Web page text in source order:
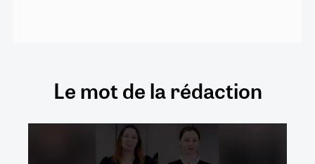
Le mot de la rédaction